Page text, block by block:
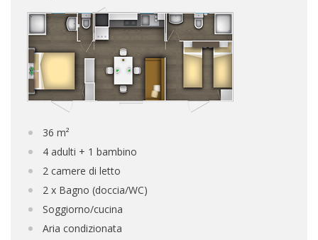
36 m²
4 adulti + 1 bambino
2 camere di letto
2 x Bagno (doccia/WC)
Soggiorno/cucina
Aria condizionata